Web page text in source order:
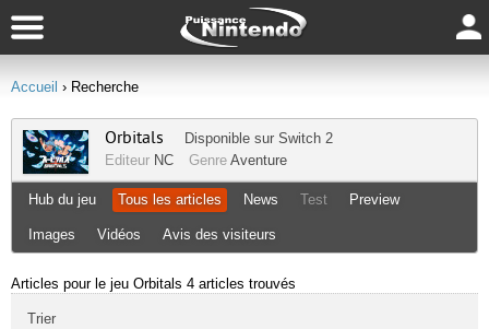
Accueil › Recherche
Orbitals Disponible sur Switch 2
Editeur NC Genre Aventure
Hub du jeu Tous les articles News Test Preview
Images Vidéos Avis des visiteurs
Articles pour le jeu Orbitals 4 articles trouvés
Trier